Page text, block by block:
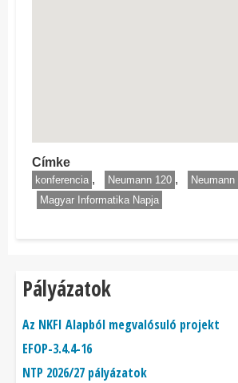
Címke
konferencia Neumann 120
Magyar Informatika Napja
Pályázatok
Az NKFI Alapból megvalósuló projekt
EFOP-3.4.4-16
NTP 2026/27 pályázatok